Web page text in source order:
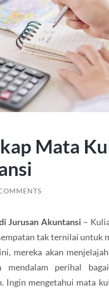
Mata
Jurusan Akuntansi –
tak ternilai untuk
mereka akan
perihal
Ingin mengetahui mata